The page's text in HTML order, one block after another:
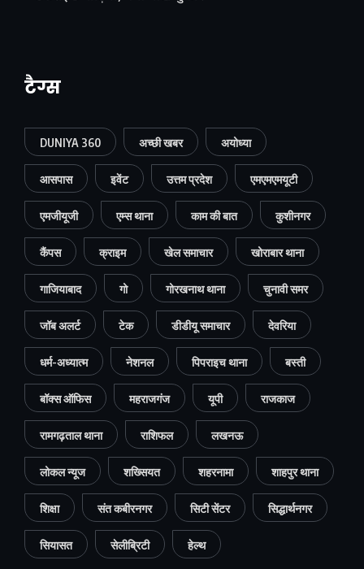
टैग्स
DUNIYA 360 अच्छी खबर अयोध्या
आसपास इवेंट उत्तम प्रदेश एमएमएमयूटी
एमजीयूजी एम्स थाना काम की बात कुशीनगर
कैंपस क्राइम खेल समाचार खोराबार थाना
गाजियाबाद गो गोरखनाथ थाना चुनावी समर
जॉब अलर्ट टेक डीडीयू समाचार देवरिया
धर्म-अध्यात्म नेशनल पिपराइच थाना बस्ती
बॉक्स ऑफिस महराजगंज यूपी राजकाज
रामगढ़ताल थाना राशिफल लखनऊ
लोकल न्यूज शख्सियत शहरनामा शाहपुर थाना
शिक्षा संत कबीरनगर सिटी सेंटर सिद्धार्थनगर
सियासत सेलीब्रिटी हेल्थ